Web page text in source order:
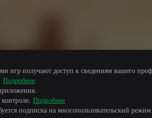
игр получают доступ к сведениям вашего
Подробнее
Подробнее
подписка на многопользовательский